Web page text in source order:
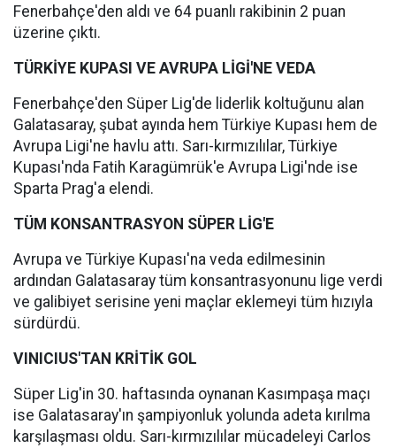
Fenerbahçe'den aldı ve 64 puanlı rakibinin 2 puan
üzerine çıktı.
TÜRKİYE KUPASI VE AVRUPA LİGİ'NE VEDA
Fenerbahçe'den Süper Lig'de liderlik koltuğunu alan
Galatasaray, şubat ayında hem Türkiye Kupası hem de
Avrupa Ligi'ne havlu attı. Sarı-kırmızılılar, Türkiye
Kupası'nda Fatih Karagümrük'e Avrupa Ligi'nde ise
Sparta Prag'a elendi.
TÜM KONSANTRASYON SÜPER LİG'E
Avrupa ve Türkiye Kupası'na veda edilmesinin
ardından Galatasaray tüm konsantrasyonunu lige verdi
ve galibiyet serisine yeni maçlar eklemeyi tüm hızıyla
sürdürdü.
VINICIUS'TAN KRİTİK GOL
Süper Lig'in 30. haftasında oynanan Kasımpaşa maçı
ise Galatasaray'ın şampiyonluk yolunda adeta kırılma
karşılaşması oldu. Sarı-kırmızılılar mücadeleyi Carlos